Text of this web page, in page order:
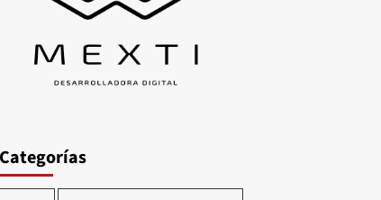
Categorías